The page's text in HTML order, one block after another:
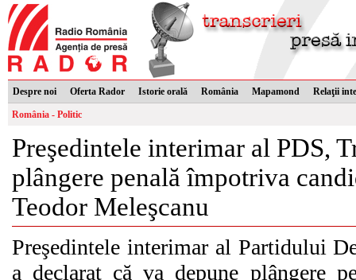
Despre noi Oferta Rador Istorie orală România Mapamond Relaţii
România - Politic
Preşedintele interimar al PDS,
plângere penală împotriva
Teodor Meleşcanu
Preşedintele interimar al Partidului
a declarat că va depune plângere